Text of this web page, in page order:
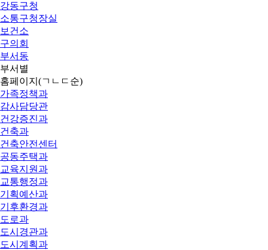
강동구청
소통구청장실
보건소
구의회
부서동
부서별
홈페이지 (ㄱㄴㄷ순)
가족정책과
감사담당관
건강증진과
건축과
건축안전센터
공동주택과
교육지원과
교통행정과
기획예산과
기후환경과
도로과
도시경관과
도시계획과